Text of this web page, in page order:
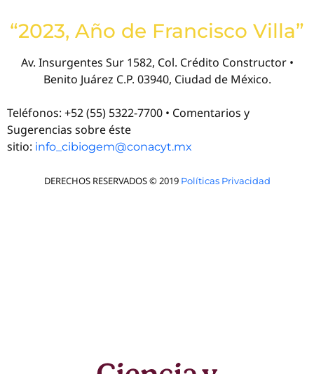
“2023, Año de Francisco Villa”
Av. Insurgentes Sur 1582, Col. Crédito Constructor •
Benito Juárez C.P. 03940, Ciudad de México.
Teléfonos: +52 (55) 5322-7700 • Comentarios y
Sugerencias sobre éste
sitio: info_cibiogem@conacyt.mx
DERECHOS RESERVADOS © 2019 Políticas Privacidad